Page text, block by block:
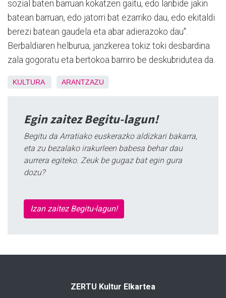
sozial baten barruan kokatzen gaitu, edo lanbide jakin
batean barruan, edo jatorri bat ezarriko dau, edo ekitaldi
berezi batean gaudela eta abar adierazoko dau".
Berbaldiaren helburua, janzkerea tokiz toki desbardina
zala gogoratu eta bertokoa barriro be deskubridutea da.
KULTURA ARANTZAZU
Egin zaitez Begitu-lagun!
Begitu da Arratiako euskerazko aldizkari bakarra,
eta zu bezalako irakurleen babesa behar dau
aurrera egiteko. Zeuk be gugaz bat egin gura
dozu?
Izan zaitez Begitu-lagun!
ZERTU Kultur Elkartea